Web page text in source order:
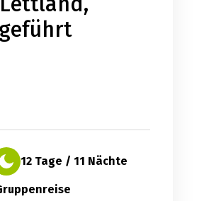
12 Tage / 11 Nächte